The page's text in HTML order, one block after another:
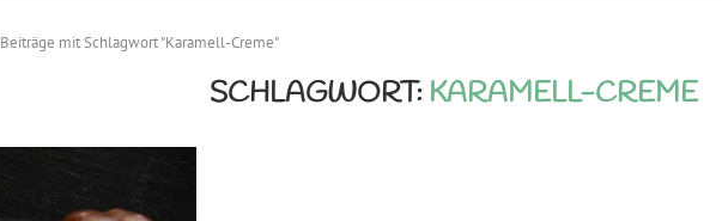
Beiträge mit Schlagwort "Karamell-Creme"
SCHLAGWORT: KARAMELL-CREME